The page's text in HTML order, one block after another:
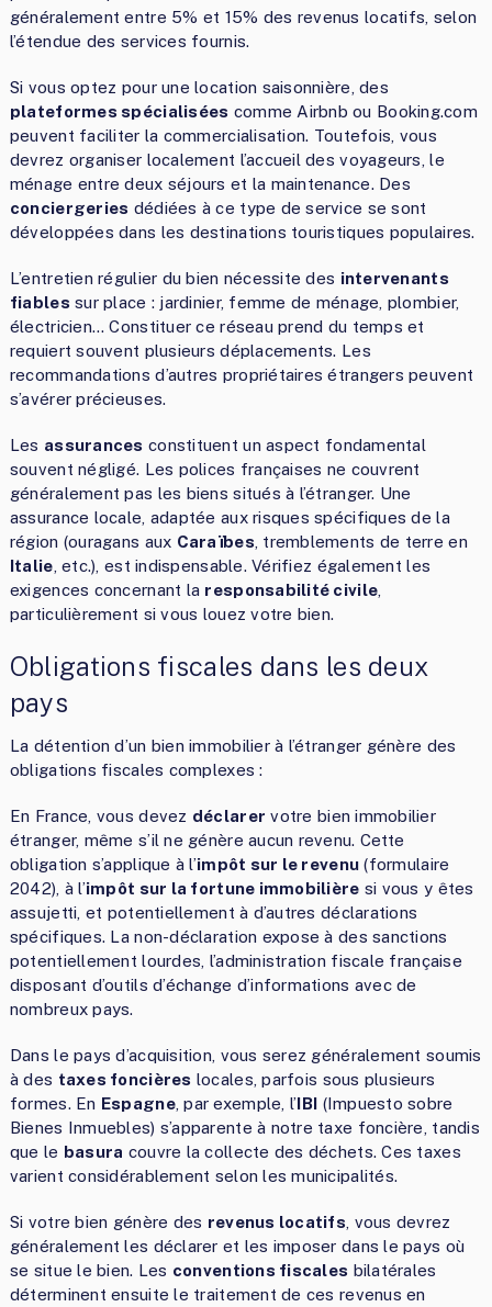
généralement entre 5% et 15% des revenus locatifs, selon
l’étendue des services fournis.
Si vous optez pour une location saisonnière, des
plateformes spécialisées comme Airbnb ou Booking.com
peuvent faciliter la commercialisation. Toutefois, vous
devrez organiser localement l’accueil des voyageurs, le
ménage entre deux séjours et la maintenance. Des
conciergeries dédiées à ce type de service se sont
développées dans les destinations touristiques populaires.
L’entretien régulier du bien nécessite des intervenants
fiables sur place : jardinier, femme de ménage, plombier,
électricien… Constituer ce réseau prend du temps et
requiert souvent plusieurs déplacements. Les
recommandations d’autres propriétaires étrangers peuvent
s’avérer précieuses.
Les assurances constituent un aspect fondamental
souvent négligé. Les polices françaises ne couvrent
généralement pas les biens situés à l’étranger. Une
assurance locale, adaptée aux risques spécifiques de la
région (ouragans aux Caraïbes , tremblements de terre en
Italie , etc.), est indispensable. Vérifiez également les
exigences concernant la responsabilité civile
particulièrement si vous louez votre bien.
Obligations fiscales dans les deux
pays
La détention d’un bien immobilier à l’étranger génère des
obligations fiscales complexes :
En France, vous devez déclarer votre bien immobilier
étranger, même s’il ne génère aucun revenu. Cette
obligation s’applique à l’impôt sur le revenu (formulaire
2042), à l’impôt sur la fortune immobilière si vous y êtes
assujetti, et potentiellement à d’autres déclarations
spécifiques. La non-déclaration expose à des sanctions
potentiellement lourdes, l’administration fiscale française
disposant d’outils d’échange d’informations avec de
nombreux pays.
Dans le pays d’acquisition, vous serez généralement soumis
à des taxes foncières locales, parfois sous plusieurs
formes. En Espagne, par exemple, l’IBI (Impuesto sobre
Bienes Inmuebles) s’apparente à notre taxe foncière, tandis
que le basura couvre la collecte des déchets. Ces taxes
varient considérablement selon les municipalités.
Si votre bien génère des revenus locatifs , vous devrez
généralement les déclarer et les imposer dans le pays où
se situe le bien. Les conventions fiscales bilatérales
déterminent ensuite le traitement de ces revenus en